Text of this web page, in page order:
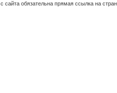
сайта обязательна прямая ссылка на